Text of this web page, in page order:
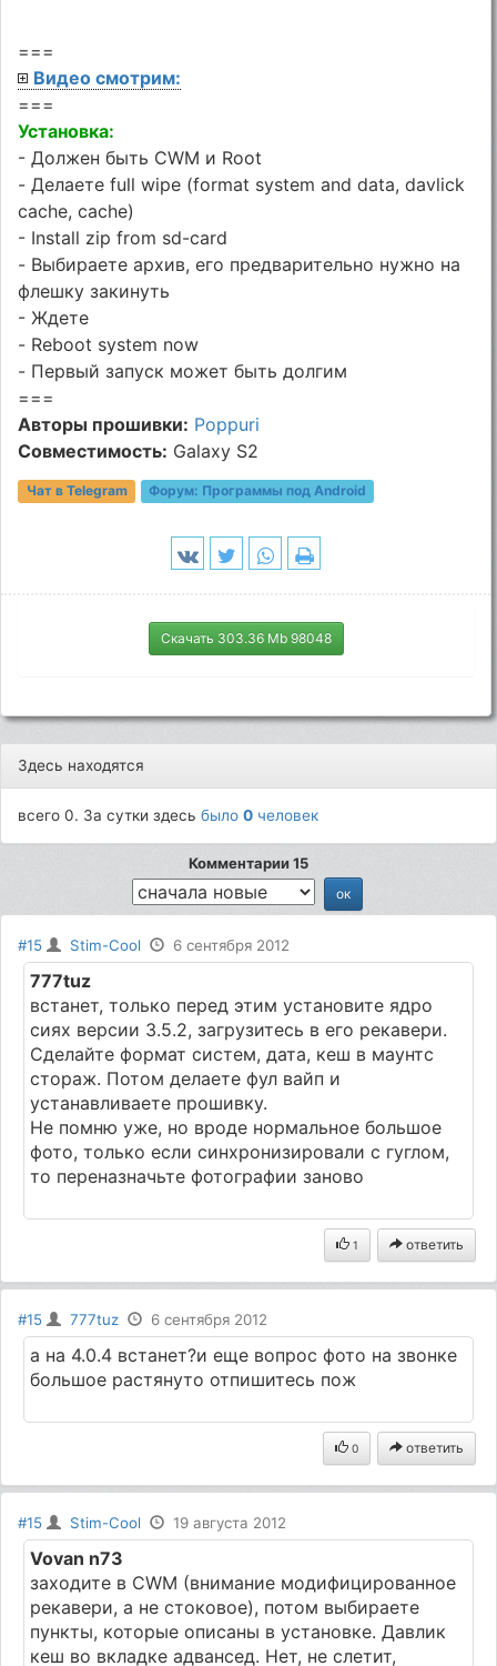
===
Видео смотрим:
===
Установка:
- Должен быть CWM и Root
- Делаете full wipe (format system and data, davlick
cache, cache)
- Install zip from sd-card
- Выбираете архив, его предварительно нужно на
флешку закинуть
- Ждете
- Reboot system now
- Первый запуск может быть долгим
===
Авторы прошивки: Poppuri
Совместимость: Galaxy S2
Чат в Telegram Форум: Программы под Android
Скачать 303.36 Mb 98048
Здесь находятся
всего 0. За сутки здесьбыло0 человек
Комментарии 15
#15 Stim-Cool 6 сентября 2012
777tuz
встанет, только перед этим установите ядро
сиях версии 3.5.2, загрузитесь в его рекавери.
Сделайте формат систем, дата, кеш в маунтс
стораж. Потом делаете фул вайп и
устанавливаете прошивку.
Не помню уже, но вроде нормальное большое
фото, только если синхронизировали с гуглом,
то переназначьте фотографии заново
1 ответить
#15 777tuz 6 сентября 2012
а на 4.0.4 встанет?и еще вопрос фото на звонке
большое растянуто отпишитесь пож
0 ответить
#15 Stim-Cool 19 августа 2012
Vovan n73
заходите в CWM (внимание модифицированное
рекавери, а не стоковое), потом выбираете
пункты, которые описаны в установке. Давлик
кеш во вкладке адвансед. Нет, не слетит,